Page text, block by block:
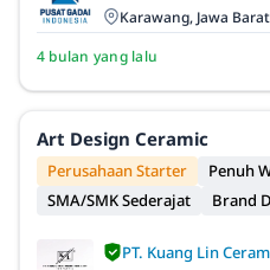
Karawang, Jawa Barat
4 bulan yang lalu
Art Design Ceramic
Perusahaan Starter
Penuh
SMA/SMK Sederajat
Brand
PT. Kuang Lin